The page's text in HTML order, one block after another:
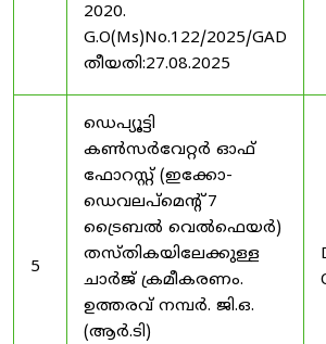
2020.
G.O(Ms)No.122/2025/GAD
തീയതി:27.08.2025
5
ഡെപ്യൂട്ടി
കൺസർവേറ്റർ ഓഫ്
ഫോറസ്റ്റ് (ഇക്കോ-
ഡെവലപ്മെന്റ് 7
ട്രൈബൽ വെൽഫെയർ)
തസ്തികയിലേക്കുള്ള
ചാർജ് ക്രമീകരണം.
ഉത്തരവ് നമ്പർ. ജി.ഒ.
(ആർ.ടി)